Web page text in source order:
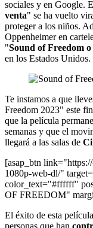
sociales y en Google.
venta" se ha vuelto
proteger a los niños.
Oppenheimer en
"Sound of Freedom
en los Estados Unidos.
Te instamos a que
Freedom 2023" este
que la película
semanas y que el
llegará a las salas de
[asap_btn
1080p-web-dl/"
color_text="#ffffff"
OF FREEDOM"
El éxito de esta
personas que han